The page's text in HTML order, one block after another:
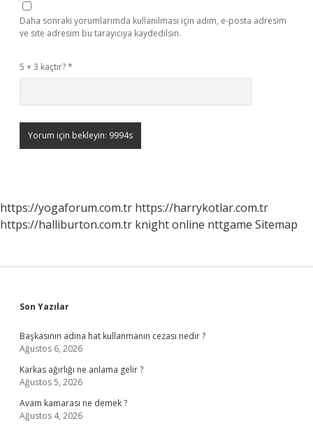
Daha sonraki yorumlarımda kullanılması için adım, e-posta adresim
ve site adresim bu tarayıcıya kaydedilsin.
5 + 3 kaçtır?*
https://yogaforum.com.tr https://harrykotlar.com.tr
https://halliburton.com.tr knight online nttgame Sitemap
Sidebar
Son Yazılar
Başkasının adına hat kullanmanın cezası nedir ?
Ağustos 6, 2026
Karkas ağırlığı ne anlama gelir ?
Ağustos 5, 2026
Avam kamarası ne demek ?
Ağustos 4, 2026